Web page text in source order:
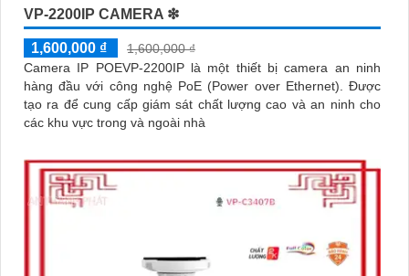
VP-2200IP CAMERA ❇
1,600,000 ₫
1,600,000 ₫
Camera IP POEVP-2200IP là một thiết bị camera an ninh
hàng đầu với công nghệ PoE (Power over Ethernet). Được
tạo ra để cung cấp giám sát chất lượng cao và an ninh cho
các khu vực trong và ngoài nhà